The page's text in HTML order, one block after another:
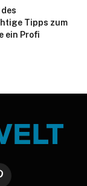
Tipps zum
ein Profi